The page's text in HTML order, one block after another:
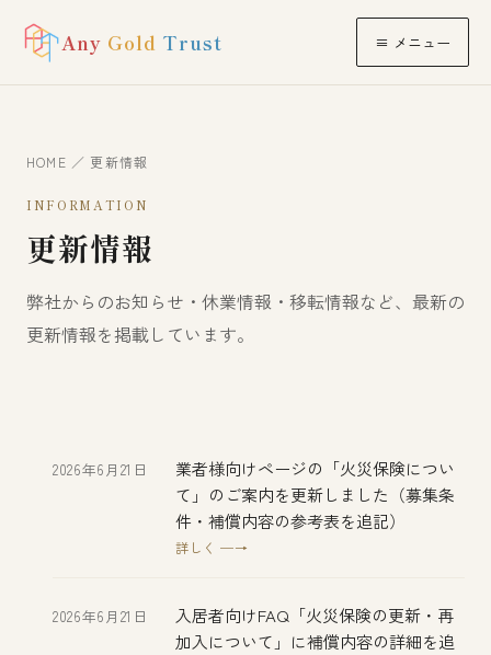
Any Gold Trust ≡ メニュー
HOME ／ 更新情報
INFORMATION
更新情報
弊社からのお知らせ・休業情報・移転情報など、最新の
更新情報を掲載しています。
2026年6月21日
業者様向けページの「火災保険につい
て」のご案内を更新しました（募集条
件・補償内容の参考表を追記）
詳しく ─→
2026年6月21日
入居者向けFAQ「火災保険の更新・再
加入について」に補償内容の詳細を追